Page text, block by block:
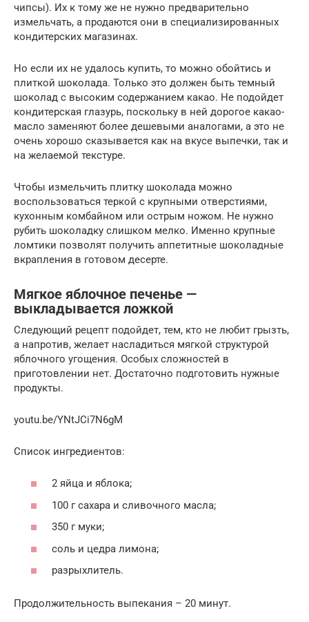
чипсы). Их к тому же не нужно предварительно
измельчать, а продаются они в специализированных
кондитерских магазинах.
Но если их не удалось купить, то можно обойтись и
плиткой шоколада. Только это должен быть темный
шоколад с высоким содержанием какао. Не подойдет
кондитерская глазурь, поскольку в ней дорогое какао-
масло заменяют более дешевыми аналогами, а это не
очень хорошо сказывается как на вкусе выпечки, так и
на желаемой текстуре.
Чтобы измельчить плитку шоколада можно
воспользоваться теркой с крупными отверстиями,
кухонным комбайном или острым ножом. Не нужно
рубить шоколадку слишком мелко. Именно крупные
ломтики позволят получить аппетитные шоколадные
вкрапления в готовом десерте.
Мягкое яблочное печенье —
выкладывается ложкой
Следующий рецепт подойдет, тем, кто не любит грызть,
а напротив, желает насладиться мягкой структурой
яблочного угощения. Особых сложностей в
приготовлении нет. Достаточно подготовить нужные
продукты.
youtu.be/YNtJCi7N6gM
Список ингредиентов:
2 яйца и яблока;
100 г сахара и сливочного масла;
350 г муки;
соль и цедра лимона;
разрыхлитель.
Продолжительность выпекания – 20 минут.